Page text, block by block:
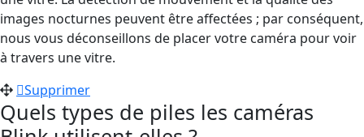
images nocturnes peuvent être affectées ; par conséquent,
nous vous déconseillons de placer votre caméra pour voir
à travers une vitre.
Supprimer
Quels types de piles les caméras